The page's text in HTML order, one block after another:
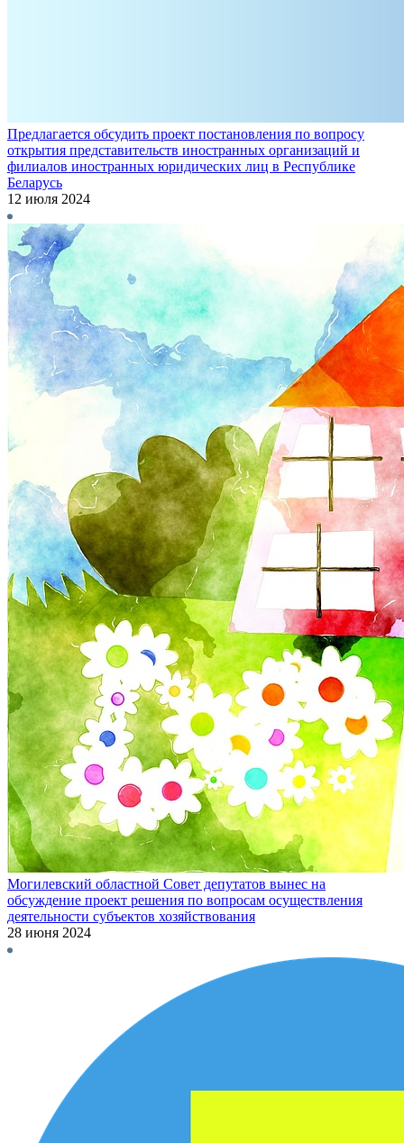
Предлагается обсудить проект постановления по вопросу
открытия представительств иностранных организаций и
филиалов иностранных юридических лиц в Республике
Беларусь
12 июля 2024
Могилевский областной Совет депутатов вынес на
обсуждение проект решения по вопросам осуществления
деятельности субъектов хозяйствования
28 июня 2024